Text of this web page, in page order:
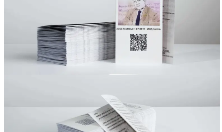
О компании
Написать директору
Арендодателям